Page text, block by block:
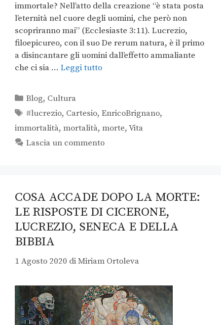
immortale? Nell’atto della creazione “è stata posta
l’eternità nel cuore degli uomini, che però non
scopriranno mai” (Ecclesiaste 3:11). Lucrezio,
filoepicureo, con il suo De rerum natura, è il primo
a disincantare gli uomini dall’effetto ammaliante
che ci sia … Leggi tutto
Blog, Cultura
#lucrezio, Cartesio,EnricoBrignano,
immortalità, mortalità, morte,Vita
Lascia un commento
COSA ACCADE DOPO LA MORTE:
LE RISPOSTE DI CICERONE,
LUCREZIO, SENECA E DELLA
BIBBIA
1 Agosto 2020 diMiriam Ortoleva